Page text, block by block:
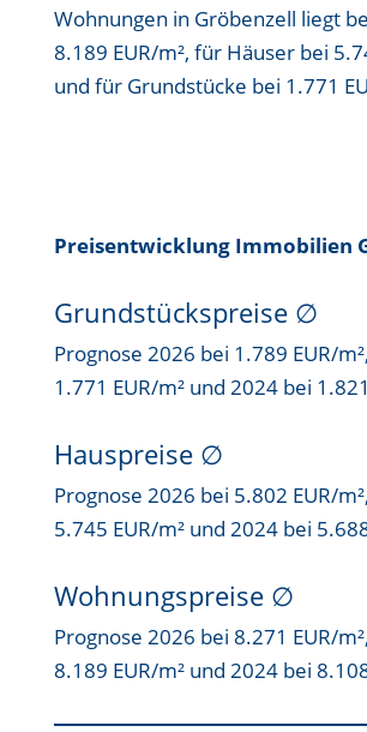
Wohnungen in Gröbenzell liegt
8.189 EUR/m², für Häuser bei
und für Grundstücke bei 1.771
Preisentwicklung Immobilien
Grundstückspreise ∅
Prognose 2026 bei 1.789 EUR/
1.771 EUR/m² und 2024 bei
Hauspreise ∅
Prognose 2026 bei 5.802 EUR/
5.745 EUR/m² und 2024 bei
Wohnungspreise ∅
Prognose 2026 bei 8.271 EUR/
8.189 EUR/m² und 2024 bei